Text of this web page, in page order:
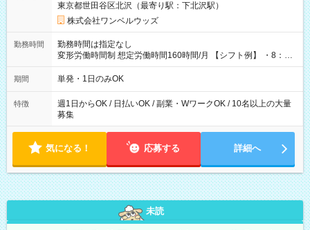
東京都世田谷区北沢（最寄り駅：下北沢駅）
株式会社ワンベルウッズ
勤務時間
勤務時間は指定なし
変形労働時間制 想定労働時間160時間/月 【シフト例】 ・8：00
～21：00
期間 単発・1日のみOK
特徴
週1日からOK / 日払いOK / 副業・WワークOK / 10名以上の大量
募集
気になる！ 応募する 詳細へ
未読